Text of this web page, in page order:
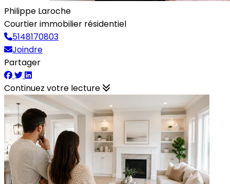
Philippe Laroche
Courtier immobilier résidentiel
5148170803
Joindre
Partager
Continuez votre lecture